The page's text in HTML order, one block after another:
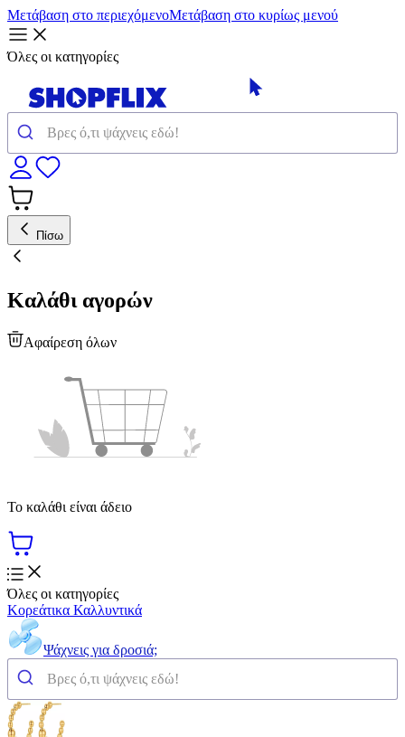
Μετάβαση στο περιεχόμενοΜετάβαση στο κυρίως μενού
Όλες οι κατηγορίες
Πίσω
Καλάθι αγορών
Αφαίρεση όλων
Το καλάθι είναι άδειο
Όλες οι κατηγορίες
Κορεάτικα Καλλυντικά
Ψάχνεις για δροσιά;